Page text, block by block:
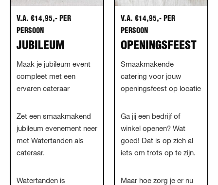
V.A. €14,95,- PER
PERSOON
JUBILEUM
Maak je jubileum event
compleet met een
ervaren cateraar
Zet een smaakmakend
jubileum evenement neer
met Watertanden als
cateraar.
Watertanden is
V.A. €14,95,- PER
PERSOON
OPENINGSFEEST
Smaakmakende
catering voor jouw
openingsfeest op locatie
Ga jij een bedrijf of
winkel openen? Wat
goed! Dat is op zich al
iets om trots op te zijn.
Maar hoe zorg je er nu